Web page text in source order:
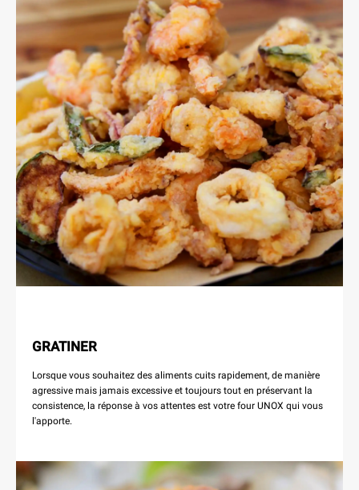
GRATINER
Lorsque vous souhaitez des aliments cuits rapidement, de manière
agressive mais jamais excessive et toujours tout en préservant la
consistence, la réponse à vos attentes est votre four UNOX qui vous
l'apporte.